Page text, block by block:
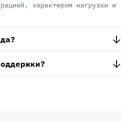
характером нагрузки и